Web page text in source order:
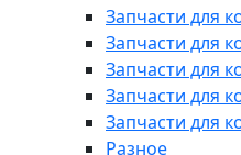
Запчасти для
Запчасти для
Запчасти для
Запчасти для
Запчасти для
Разное